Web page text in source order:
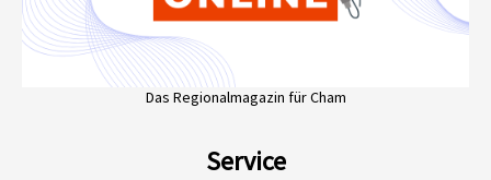
Das Regionalmagazin für Cham
Service